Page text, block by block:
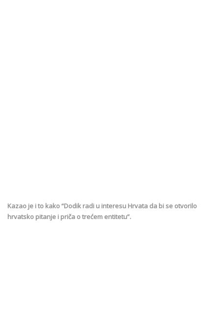
Kazao je i to kako “Dodik radi u interesu Hrvata da bi se otvorilo
hrvatsko pitanje i priča o trećem entitetu”.